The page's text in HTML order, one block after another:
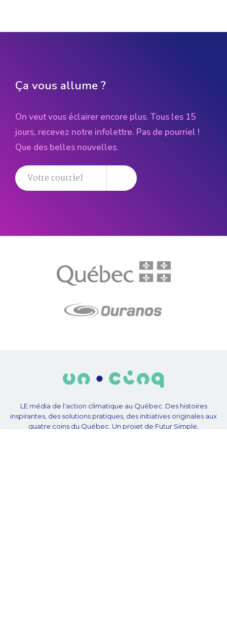
Ça vous allume ?
On veut vous éclairer encore plus. Tous les 15
jours, recevez notre infolettre. Pas de pourriel !
Que des belles nouvelles.
LE média de l'action climatique au Québec. Des histoires
inspirantes, des solutions pratiques, des initiatives originales aux
quatre coins du Québec. Un projet de Futur Simple,